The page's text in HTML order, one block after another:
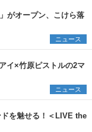
がオープン、こけら落
ニュース
イ×竹原ピストルの2マ
ニュース
を魅せる！＜LIVE the